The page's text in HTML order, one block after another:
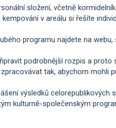
složení, včetně
v areálu si řešíte
programu najdete na webu,
podrobnější rozpis a proto
tak, abychom mohli
výsledků
kulturně-společenským